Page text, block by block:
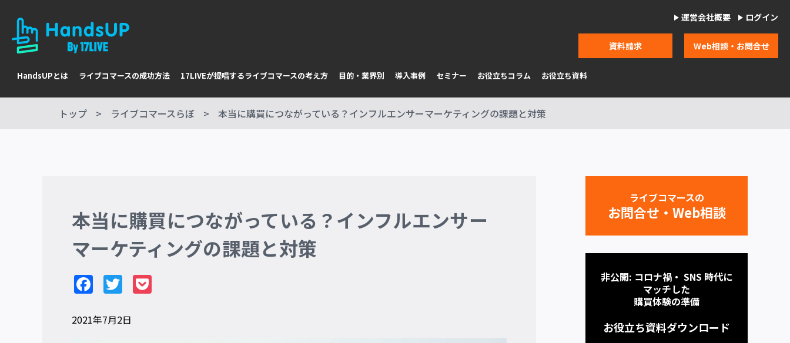
運営会社概要 ログイン
資料請求 Web相談・お問合せ
HandsUPとは ライブコマースの成功方法 17LIVEが提唱するライブコマースの考え方 目的・業界別 導入事例 セミナー お役立ちコラム お役立ち資料
トップ ライブコマースらぼ 本当に購買につながっている？インフルエンサーマーケティングの課題と対策
本当に購買につながっている？インフルエンサー
マーケティングの課題と対策
Facebook
Twitter
2021年7月2日
ライブコマースの
お問合せ・Web相談
非公開: コロナ禍・ SNS 時代に
マッチした
購買体験の準備
お役立ち資料ダウンロード